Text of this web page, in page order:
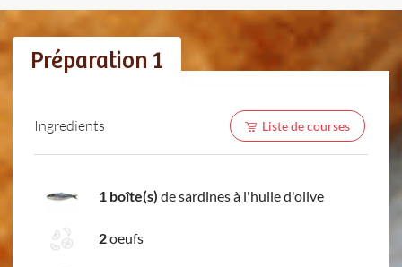
Préparation 1
Ingredients Liste de courses
1 boîte(s) de sardines à l'huile d'olive
2oeufs